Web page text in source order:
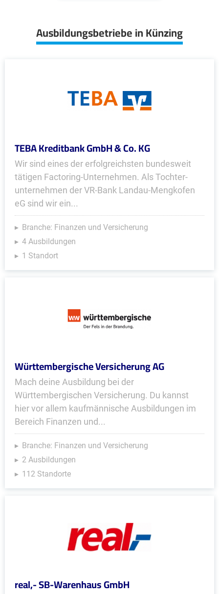
Ausbildungsbetriebe in Künzing
TEBA Kreditbank GmbH & Co. KG
Wir sind eines der erfolgreichsten bundesweit
tätigen Factoring-Unternehmen. Als Tochter­
unternehmen der VR-Bank Landau-Mengkofen
eG sind wir ein...
Branche: Finanzen und Versicherung
4 Ausbildungen
1 Standort
Württembergische Versicherung AG
Mach deine Ausbildung bei der
Württembergischen Versicherung. Du kannst
hier vor allem kaufmännische Ausbildungen im
Bereich Finanzen und...
Branche: Finanzen und Versicherung
2 Ausbildungen
112 Standorte
real,- SB-Warenhaus GmbH